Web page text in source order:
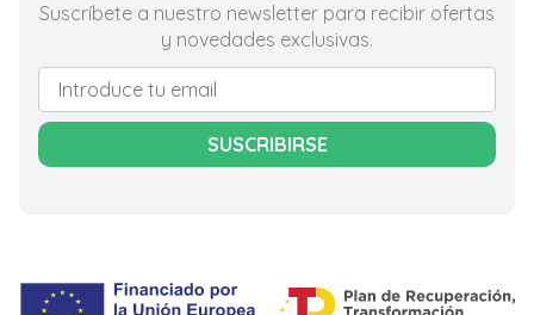
Suscríbete a nuestro newsletter para recibir ofertas
y novedades exclusivas.
SUSCRIBIRSE